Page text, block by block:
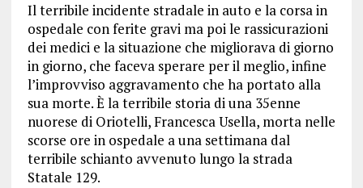
Il terribile incidente stradale in auto e la corsa in
ospedale con ferite gravi ma poi le rassicurazioni
dei medici e la situazione che migliorava di giorno
in giorno, che faceva sperare per il meglio, infine
l’improvviso aggravamento che ha portato alla
sua morte. È la terribile storia di una 35enne
nuorese di Oriotelli, Francesca Usella, morta nelle
scorse ore in ospedale a una settimana dal
terribile schianto avvenuto lungo la strada
Statale 129.